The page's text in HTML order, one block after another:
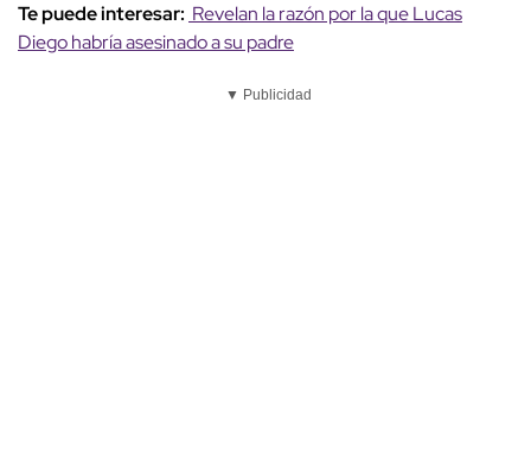
Te puede interesar: Revelan la razón por la que Lucas
Diego habría asesinado a su padre
▼ Publicidad